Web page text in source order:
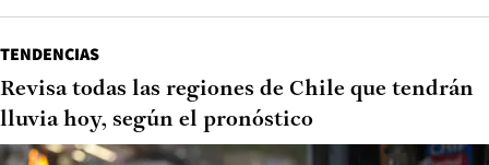
TENDENCIAS
Revisa todas las regiones de Chile que tendrán
lluvia hoy, según el pronóstico